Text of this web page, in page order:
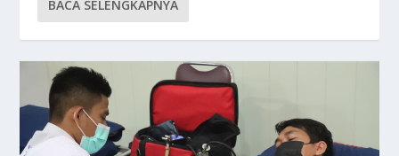
BACA SELENGKAPNYA